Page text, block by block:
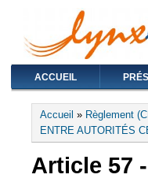
ACCUEIL
Vous êtes ici
Accueil » Règlement
ENTRE AUTORITÉS
Article 57